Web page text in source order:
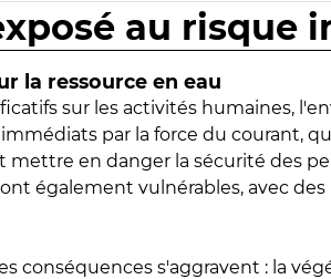
au risque
la ressource en eau
sur les activités humaines,
par la force du courant,
mettre en danger la sécurité des
également vulnérables, avec des
conséquences s'aggravent : la